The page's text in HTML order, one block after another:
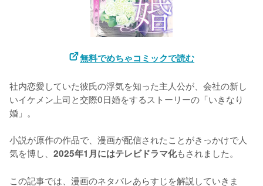
無料でめちゃコミックで読む
社内恋愛していた彼氏の浮気を知った主人公が、会社の新し
いイケメン上司と交際0日婚をするストーリーの「いきなり
婚」。
小説が原作の作品で、漫画が配信されたことがきっかけで人
気を博し、 2025年1月にはテレビドラマ化もされました。
この記事では、漫画のネタバレあらすじを解説していきま